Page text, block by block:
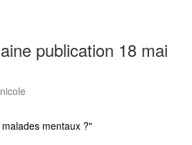
publication 18 mai
mentaux ?"